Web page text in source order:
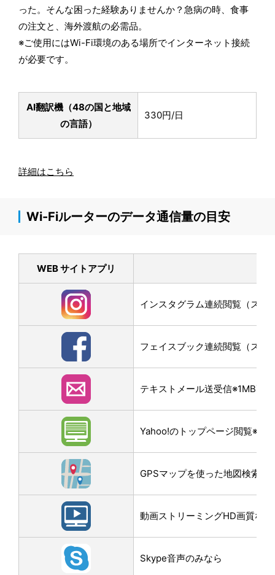
った。そんな困った経験ありませんか？急病の時、食事
の注文と、海外渡航の必需品。
※ご使用にはWi-Fi環境のある場所でインターネット接続
が必要です。
AI翻訳機（48の国と地域
の言語）
330円/日
詳細はこちら
Wi-Fiルーターのデータ通信量の目安
WEB サイトアプリ
インスタグラム連続閲覧（スク
フェイスブック連続閲覧（スク
テキストメール送受信※1MB画
Yahoo!のトップページ閲覧
GPSマップを使った地図検索な
動画ストリーミングHD画質なら
Skype音声のみなら